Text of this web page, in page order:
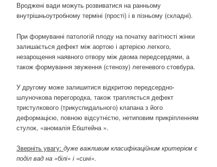
Вроджені вади можуть розвиватися на ранньому
внутрішньоутробному терміні (прості) і в пізньому (складні).
При формуванні патологій плоду на початку вагітності жінки
залишається дефект між аортою і артерією легкого,
незарощення наявного отвору між двома передсердями, а
також формування звуження (стенозу) легеневого стовбура.
У другому може залишитися відкритою передсердно-
шлуночкова перегородка, також трапляється дефект
тристулкового (трикуспидального) клапана з його
деформацією, повною відсутністю, нетиповим прикріпленням
стулок, «аномалія Ебштейна ».
Зверніть увагу:дуже важливим класифікаційним критерієм є
поділ вад на «білі» і «сині».